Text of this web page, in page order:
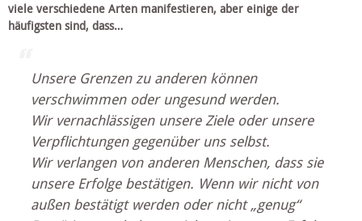
viele verschiedene Arten manifestieren, aber einige der
häufigsten sind, dass…
Unsere Grenzen zu anderen können
verschwimmen oder ungesund werden.
Wir vernachlässigen unsere Ziele oder unsere
Verpflichtungen gegenüber uns selbst.
Wir verlangen von anderen Menschen, dass sie
unsere Erfolge bestätigen. Wenn wir nicht von
außen bestätigt werden oder nicht „genug“